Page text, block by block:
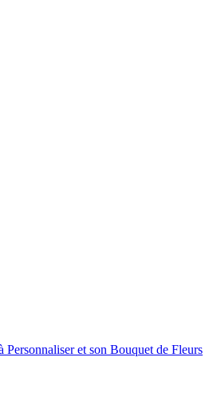
Personnaliser et son Bouquet de Fleurs